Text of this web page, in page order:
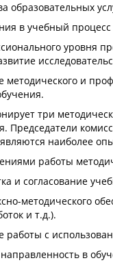
образовательных
в учебный
уровня
методического и
три
Председатели
наиболее
работы
и согласование
методического
и т.д.).
работы с
в